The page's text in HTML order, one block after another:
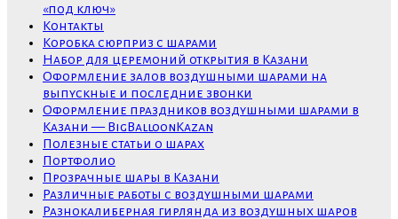
«под ключ»
Контакты
Коробка сюрприз с шарами
Набор для церемоний открытия в Казани
Оформление залов воздушными шарами на
выпускные и последние звонки
Оформление праздников воздушными шарами в
Казани — BigBalloonKazan
Полезные статьи о шарах
Портфолио
Прозрачные шары в Казани
Различные работы с воздушными шарами
Разнокалиберная гирлянда из воздушных шаров